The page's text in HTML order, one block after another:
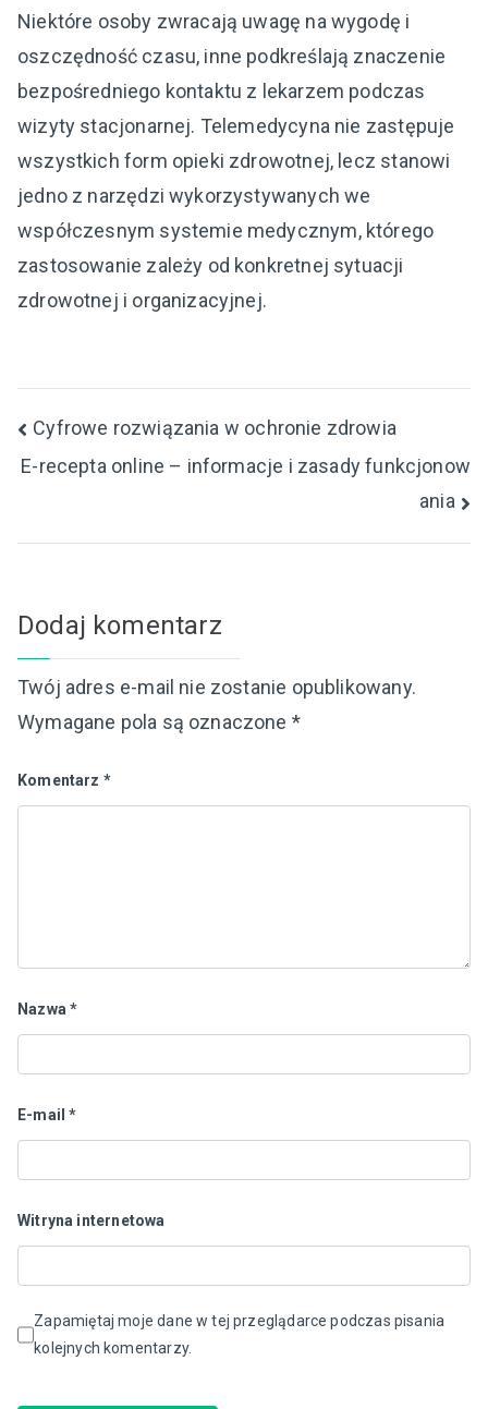
Niektóre osoby zwracają uwagę na wygodę i
oszczędność czasu, inne podkreślają znaczenie
bezpośredniego kontaktu z lekarzem podczas
wizyty stacjonarnej. Telemedycyna nie zastępuje
wszystkich form opieki zdrowotnej, lecz stanowi
jedno z narzędzi wykorzystywanych we
współczesnym systemie medycznym, którego
zastosowanie zależy od konkretnej sytuacji
zdrowotnej i organizacyjnej.
Nawigacja
wpisu
Cyfrowe rozwiązania w ochronie zdrowia
E-recepta online – informacje i zasady funkcjonow
ania
Dodaj komentarz
Twój adres e-mail nie zostanie opublikowany.
Wymagane pola są oznaczone *
Komentarz *
Nazwa*
E-mail*
Witryna internetowa
Zapamiętaj moje dane w tej przeglądarce podczas pisania
kolejnych komentarzy.